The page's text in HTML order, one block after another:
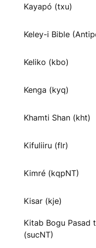
Kayapó (txu)
Keley-i Bible
Keliko (kbo)
Kenga (kyq)
Khamti Shan (kht)
Kifuliiru (flr)
Kimré (kqpNT)
Kisar (kje)
Kitab Bogu Pasad
(sucNT)